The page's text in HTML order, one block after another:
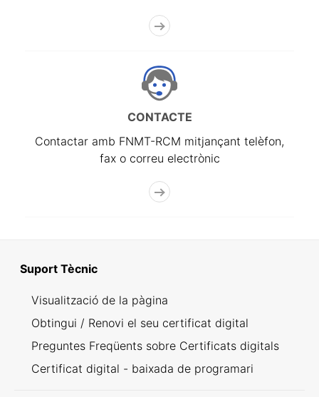
CONTACTE
Contactar amb FNMT-RCM mitjançant telèfon,
fax o correu electrònic
Suport Tècnic
Visualització de la pàgina
Obtingui / Renovi el seu certificat digital
Preguntes Freqüents sobre Certificats digitals
Certificat digital - baixada de programari